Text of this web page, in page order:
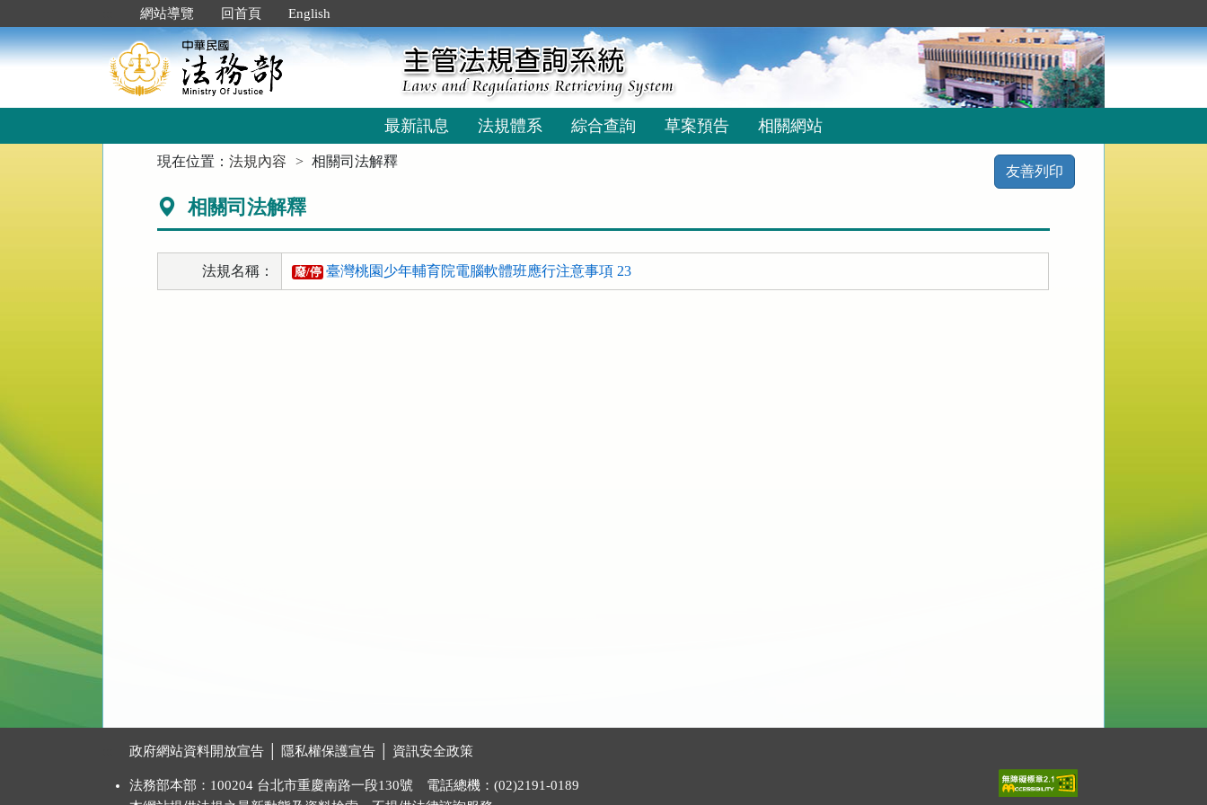
到
主
要
網站導覽 回首頁 English
最新訊息 法規體系 綜合查詢 草案預告 相關網站
現在位置：法規內容 相關司法解釋
友善列印
相關司法解釋
法規名稱： 廢/停 臺灣桃園少年輔育院電腦軟體班應行注意事項 23
政府網站資料開放宣告 隱私權保護宣告 資訊安全政策
法務部本部：100204 台北市重慶南路一段130號 電話總機：(02)2191-0189